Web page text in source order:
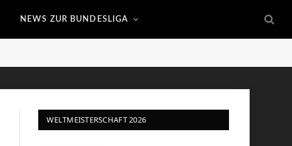
NEWS ZUR BUNDESLIGA
WELTMEISTERSCHAFT 2026